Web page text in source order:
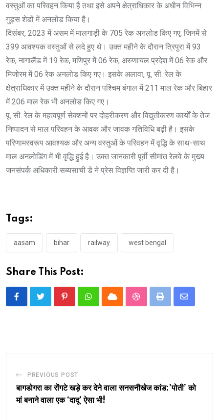
वस्तुओं का परिवहन किया है तथा इसे अपने क्षेत्राधिकार के अधीन विभिन्न
गुड्स शेडों में अनलोड किया है।
दिसंबर, 2023 में असम में मालगाड़ी के 705 रेक अनलोड किए गए, जिनमें से
399 आवश्यक वस्तुओं से लदे हुए थे। उक्त महीने के दौरान त्रिपुरा में 93
रेक, नागालैंड में 19 रेक, मणिपुर में 06 रेक, अरुणाचल प्रदेश में 06 रेक और
मिजोरम में 06 रेक अनलोड किए गए। इसके अलावा, पू. सी. रेल के
क्षेत्राधिकार में उक्त महीने के दौरान पश्चिम बंगाल में 211 माल रेक और बिहार
में 206 माल रेक भी अनलोड किए गए।
पू. सी. रेल के महत्वपूर्ण सेक्शनों पर दोहरीकरण और विद्युतीकरण कार्यों के तेज
निष्पादन से माल परिवहन के आवक और जावक गतिविधि बढ़ी है। इसके
परिणामस्वरूप आवश्यक और अन्य वस्तुओं के परिवहन में वृद्धि के साथ-साथ
माल अनलोडिंग में भी वृद्धि हुई है। उक्त जानकारी पूर्वी सीमांत रेलवे के मुख्य
जनसंपर्क अधिकारी सब्यसाची डे ने प्रेस विज्ञप्ति जारी कर दी है।
Tags:
aasam bihar railway west bengal
Share This Post:
PinterestWhatsappCloud StumbleUpon
Print
Share
PREVIOUS POST
बागडोगरा का रोंगटे खड़े कर देने वाला सनसनीखेज कांड:’पोती’ को
मां बनाने वाला एक ‘दादू’ ऐसा भी!